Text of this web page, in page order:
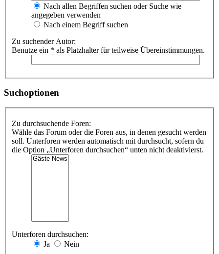
Nach allen Begriffen suchen oder Suche wie
angegeben verwenden
Nach einem Begriff suchen
Zu suchender Autor:
Benutze ein * als Platzhalter für teilweise Übereinstimmungen.
Suchoptionen
Zu durchsuchende Foren:
Wähle das Forum oder die Foren aus, in denen gesucht werden
soll. Unterforen werden automatisch mit durchsucht, sofern du
die Option „Unterforen durchsuchen“ unten nicht deaktivierst.
Unterforen durchsuchen:
Ja
Nein